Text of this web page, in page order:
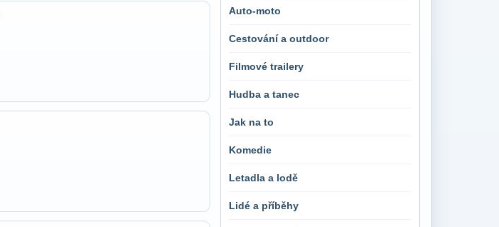
Auto-moto
Cestování a outdoor
Filmové trailery
Hudba a tanec
Jak na to
Komedie
Letadla a lodě
Lidé a příběhy